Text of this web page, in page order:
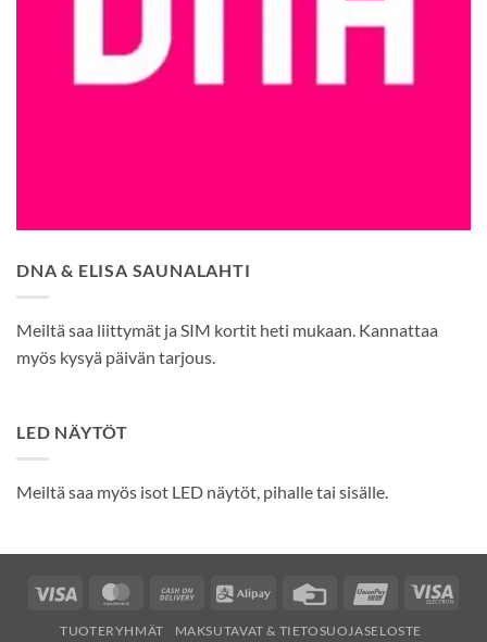
DNA & ELISA SAUNALAHTI
Meiltä saa liittymät ja SIM kortit heti mukaan. Kannattaa
myös kysyä päivän tarjous.
LED NÄYTÖT
Meiltä saa myös isot LED näytöt, pihalle tai sisälle.
Visa MasterCardCash
Alipay
Credit
UnionPayVisa
TUOTERYHMÄT
MAKSUTAVAT & TIETOSUOJASELOSTE